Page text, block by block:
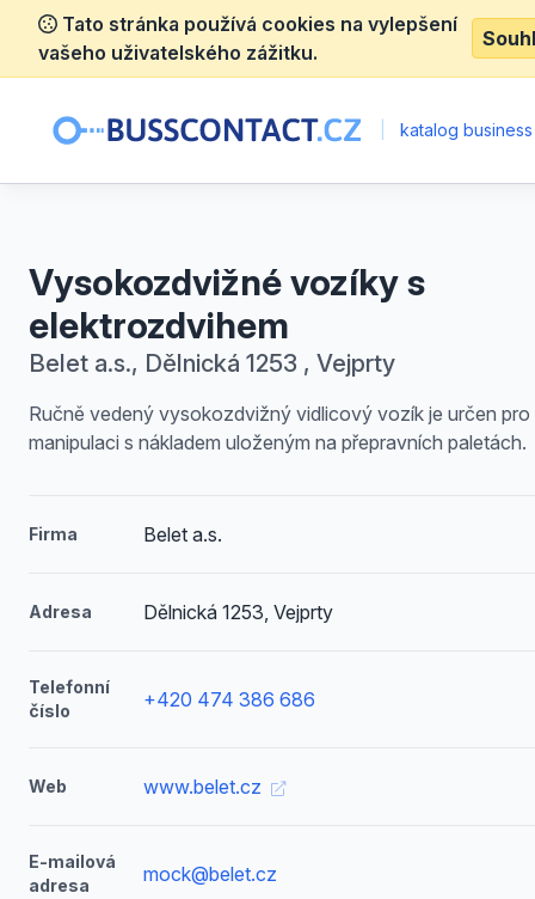
Tato stránka používá cookies na vylepšení
vašeho uživatelského zážitku.
katalog
Vysokozdvižné vozíky s
elektrozdvihem
Belet a.s., Dělnická 1253 , Vejprty
Ručně vedený vysokozdvižný vidlicový vozík je určen pro
manipulaci s nákladem uloženým na přepravních paletách.
Firma Belet a.s.
Adresa Dělnická 1253, Vejprty
Telefonní
číslo
+420 474 386 686
Web www.belet.cz
E-mailová
adresa
mock@belet.cz